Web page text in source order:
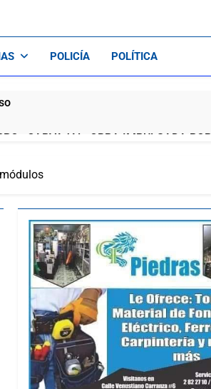
POLICÍA POLÍTICA
CARVAJAL, OBRA IMPULSADA POR
PRD TLAXCALA
a la prensa